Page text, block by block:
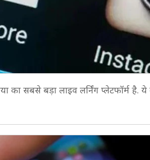
सबसे बड़ा लाइव लर्निंग प्लेटफॉर्म है.